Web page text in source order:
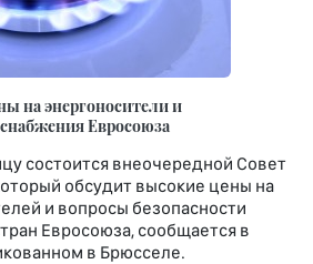
на энергоносители и
Евросоюза
состоится внеочередной Совет
обсудит высокие цены на
и вопросы безопасности
Евросоюза, сообщается в
в Брюсселе.